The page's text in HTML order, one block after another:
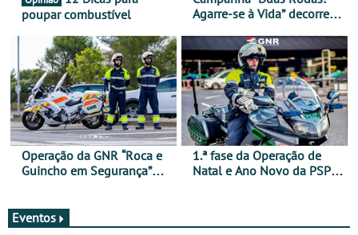
poupar combustível
Agarre-se à Vida” decorre
Operação da GNR “Roca e
Guincho em Segurança”
1.ª fase da Operação de
Natal e Ano Novo da PSP e
Eventos